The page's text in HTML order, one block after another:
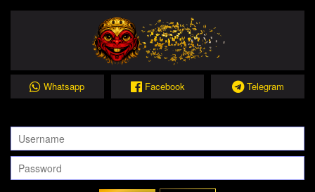
Whatsapp Facebook Telegram